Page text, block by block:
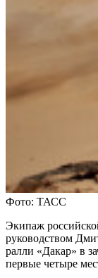
Фото: ТАСС
Экипаж
руководством
ралли «Дакар» в
первые четыре